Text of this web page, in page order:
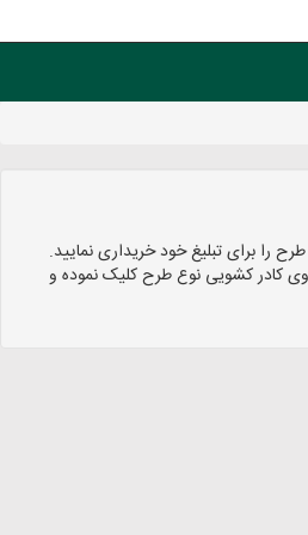
را برای تبلیغ خود خریداری نمایید.
کادر کشویی نوع طرح کلیک نموده و